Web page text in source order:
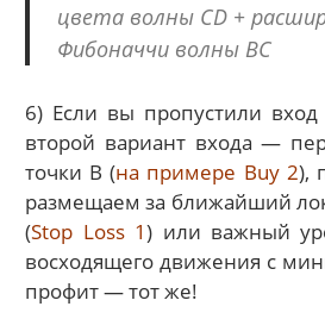
цвета волны CD +
Фибоначчи волны ВС
6) Если вы пропустили
второй вариант входа —
точки В (на примере Buy 2),
размещаем за ближайший
(Stop Loss 1) или важный
восходящего движения с
профит — тот же!